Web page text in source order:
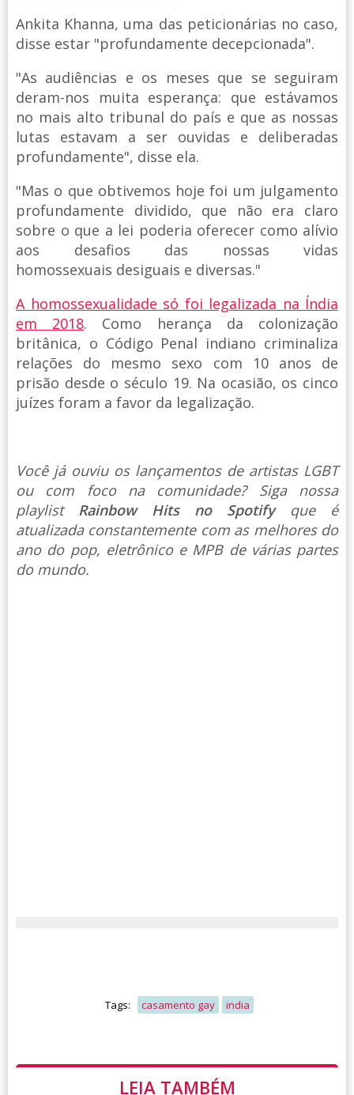
Ankita Khanna, uma das peticionárias no caso,
disse estar "profundamente decepcionada".
"As audiências e os meses que se seguiram
deram-nos muita esperança: que estávamos
no mais alto tribunal do país e que as nossas
lutas estavam a ser ouvidas e deliberadas
profundamente", disse ela.
"Mas o que obtivemos hoje foi um julgamento
profundamente dividido, que não era claro
sobre o que a lei poderia oferecer como alívio
aos desafios das nossas vidas
homossexuais desiguais e diversas."
A homossexualidade só foi legalizada na Índia
em 2018. Como herança da colonização
britânica, o Código Penal indiano criminaliza
relações do mesmo sexo com 10 anos de
prisão desde o século 19. Na ocasião, os cinco
juízes foram a favor da legalização.
Você já ouviu os lançamentos de artistas LGBT
ou com foco na comunidade? Siga nossa
playlist Rainbow Hits no Spotify que é
atualizada constantemente com as melhores do
ano do pop, eletrônico e MPB de várias partes
do mundo.
Tags: casamento gay india
LEIA TAMBÉM